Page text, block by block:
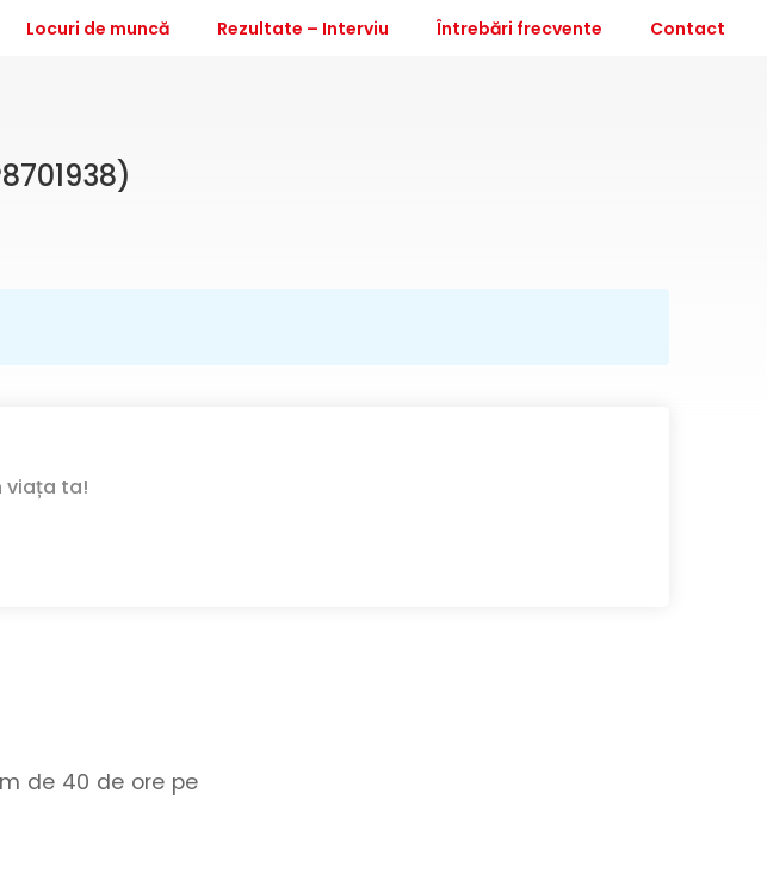
Locuri de muncă Rezultate – Interviu Întrebări frecvente Contact
viața ta!
de 40 de ore pe